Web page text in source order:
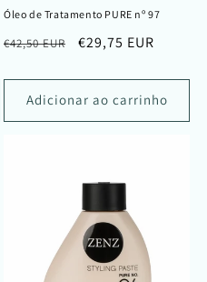
Óleo de Tratamento PURE nº 97
Preço
€42,50 EUR
Preço
saldo
€29,75 EUR
Adicionar ao carrinho